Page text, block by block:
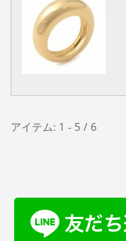
アイテム: 1 - 5 / 6